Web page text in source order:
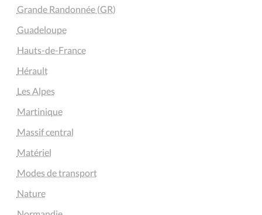
Grande Randonnée (GR)
Guadeloupe
Hauts-de-France
Hérault
Les Alpes
Martinique
Massif central
Matériel
Modes de transport
Nature